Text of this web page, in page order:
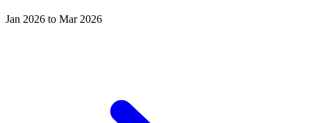
Jan 2026 to Mar 2026